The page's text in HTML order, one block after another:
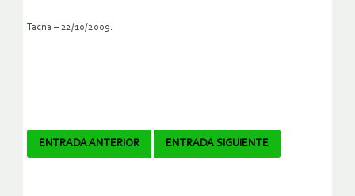
Tacna – 22/10/2009.
Navegador
ENTRADA ANTERIOR ENTRADA SIGUIENTE